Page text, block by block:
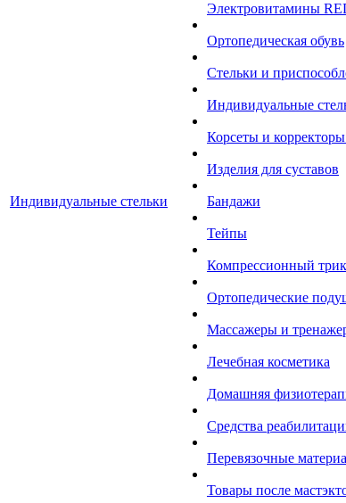
Индивидуальные стельки
Электровитамины
Ортопедическая обувь
Стельки и
Индивидуальные
Корсеты и
Изделия для суставов
Бандажи
Тейпы
Компрессионный
Ортопедические
Массажеры и
Лечебная косметика
Домашняя
Средства
Перевязочные
Товары после